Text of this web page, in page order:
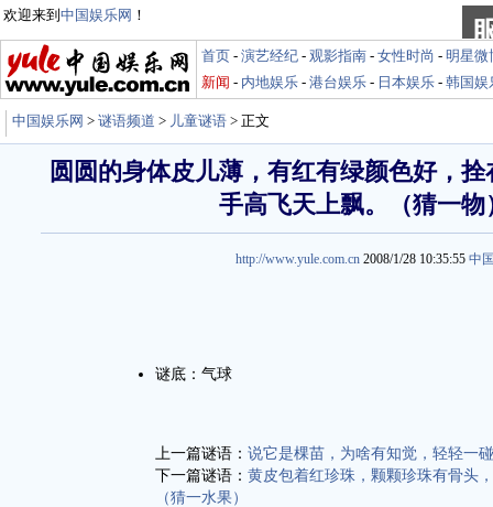
欢迎来到 中国娱乐网 ！
首页 - 演艺经纪 - 观影指南 - 女性时尚 - 明星微
新闻 - 内地娱乐 - 港台娱乐 - 日本娱乐 - 韩国娱
中国娱乐网 > 谜语频道 > 儿童谜语 > 正文
圆圆的身体皮儿薄，有红有绿颜色好，
手高飞天上飘。（猜一物
http://www.yule.com.cn 2008/1/28 10:35:55 中
谜底：气球
上一篇谜语： 说它是棵苗，为啥有知觉，轻轻一
下一篇谜语： 黄皮包着红珍珠，颗颗珍珠有骨头
（猜一水果）